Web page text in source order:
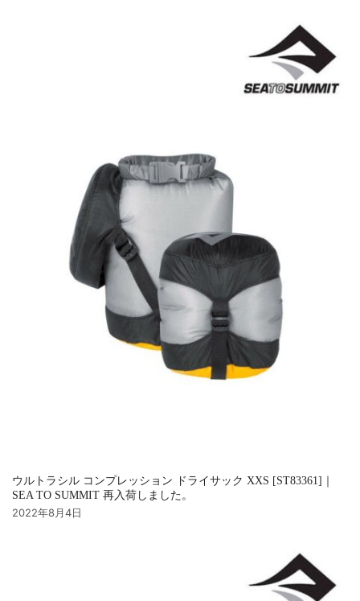
ウルトラシル コンプレッション ドライサック XXS [ST83361]｜
SEA TO SUMMIT 再入荷しました。
2022年8月4日